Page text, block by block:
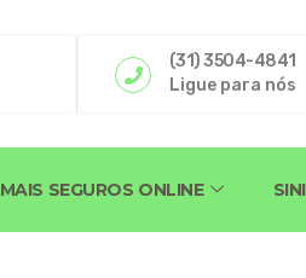
(31) 3504-4841
Ligue para nós
MAIS SEGUROS ONLINE